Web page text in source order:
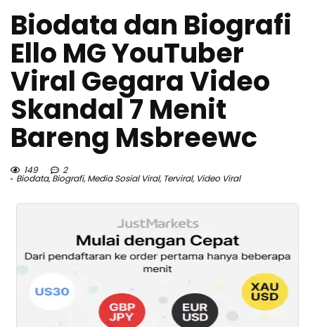
Biodata dan Biografi
Ello MG YouTuber
Viral Gegara Video
Skandal 7 Menit
Bareng Msbreewc
149 2
Biodata,Biografi,Media Sosial Viral, Terviral, Video Viral